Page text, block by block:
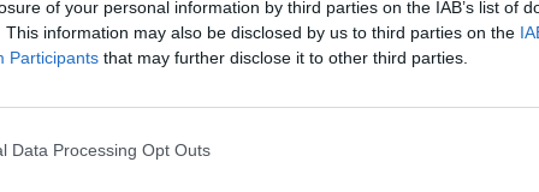
of your personal information by third parties on the IAB’s list of
This information may also be disclosed by us to third parties on the
Participants that may further disclose it to other third parties.
Data Processing Opt Outs
valandą per „Lietuvos ryto“ televiziją.